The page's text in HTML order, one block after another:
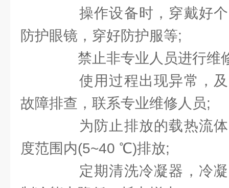
操作设备时，穿戴好个
防护眼镜，穿好防护服等;
禁止非专业人员进行维
使用过程出现异常，及
故障排查，联系专业维修人员;
为防止排放的载热流体
度范围内(5~40 ℃)排放;
定期清洗冷凝器，冷凝